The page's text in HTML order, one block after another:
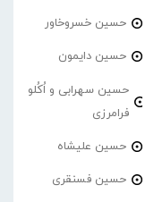
حسین خسروخاور
حسین دایمون
حسین سهرابی و اُکُلو
فرامرزی
حسین علیشاه
حسین فسنقری